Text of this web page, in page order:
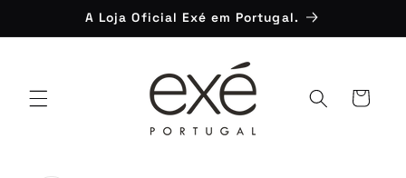
conteúdo
A Loja Oficial Exé em Portugal.
Carrinho